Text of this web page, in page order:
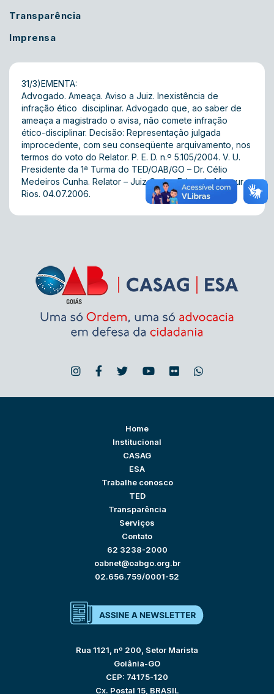
Transparência
Imprensa
31/3)EMENTA:
Advogado. Ameaça. Aviso a Juiz. Inexistência de
infração ético  disciplinar. Advogado que, ao saber de
ameaça a magistrado o avisa, não comete infração
ético-disciplinar. Decisão: Representação julgada
improcedente, com seu conseqüente arquivamento, nos
termos do voto do Relator. P. E. D. n.º 5.105/2004. V. U.
Presidente da 1ª Turma do TED/OAB/GO – Dr. Célio
Medeiros Cunha. Relator – Juiz Carlos Eduardo Mansur
Rios. 04.07.2006.
Home
Institucional
CASAG
ESA
Trabalhe conosco
TED
Transparência
Serviços
Contato
62 3238-2000
oabnet@oabgo.org.br
02.656.759/0001-52
Rua 1121, nº 200, Setor Marista
Goiânia-GO
CEP: 74175-120
Cx. Postal 15, BRASIL